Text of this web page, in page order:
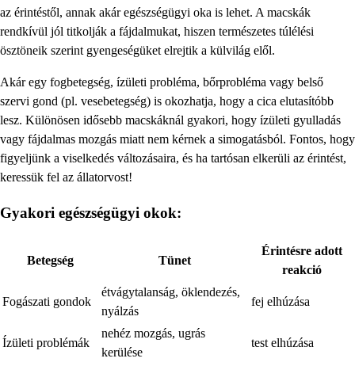
az érintéstől, annak akár egészségügyi oka is lehet. A macskák
rendkívül jól titkolják a fájdalmukat, hiszen természetes túlélési
ösztöneik szerint gyengeségüket elrejtik a külvilág elől.
Akár egy fogbetegség, ízületi probléma, bőrprobléma vagy belső
szervi gond (pl. vesebetegség) is okozhatja, hogy a cica elutasítóbb
lesz. Különösen idősebb macskáknál gyakori, hogy ízületi gyulladás
vagy fájdalmas mozgás miatt nem kérnek a simogatásból. Fontos, hogy
figyeljünk a viselkedés változásaira, és ha tartósan elkerüli az érintést,
keressük fel az állatorvost!
Gyakori egészségügyi okok:
Betegség Tünet
Érintésre adott
reakció
Fogászati gondok
étvágytalanság, öklendezés,
nyálzás
fej elhúzása
Ízületi problémák
nehéz mozgás, ugrás
kerülése
test elhúzása